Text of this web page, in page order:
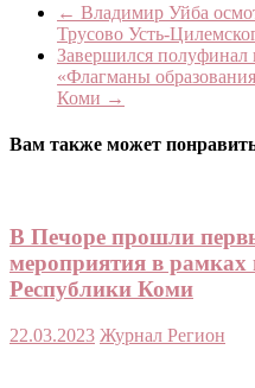
← Владимир Уйба
Трусово Усть-
Завершился полуфинал
«Флагманы
Коми →
Вам также может
В Печоре прошли
мероприятия в рамках
Республики Коми
22.03.2023 Журнал Регион